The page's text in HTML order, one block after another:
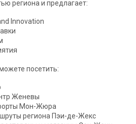
региона и предлагает:
Innovation
посетить:
Женевы
Мон-Жюра
региона Пэи-де-Жекс